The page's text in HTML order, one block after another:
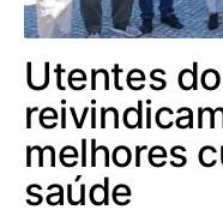
Utentes
melhores
saúde